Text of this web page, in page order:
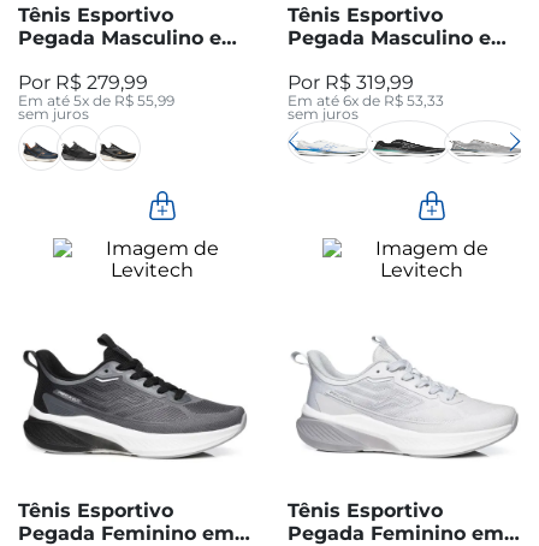
Tênis Esportivo
Pegada Masculino em
R$ 279,99
Em até 5x de R$ 55,99
sem juros
Tênis Esportivo
Pegada Masculino em
191003-01
R$ 319,99
Em até 6x de R$ 53,33
sem juros
Tênis Esportivo
Pegada Feminino em
Tênis Esportivo
Pegada Feminino em